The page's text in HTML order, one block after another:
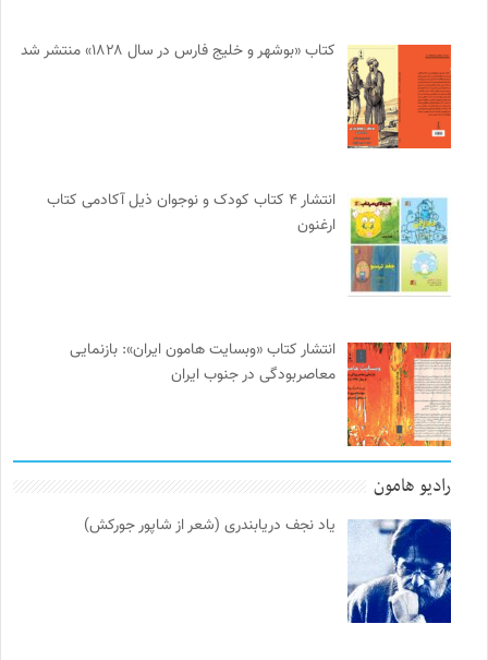
کتاب «بوشهر و خلیج فارس در سال ۱۸۲۸» منتشر شد
انتشار ۴ کتاب کودک و نوجوان ذیل آکادمی کتاب
ارغنون
انتشار کتاب «وبسایت هامون ایران»: بازنمایی
معاصربودگی در جنوب ایران
رادیو هامون
یاد نجف دریابندری (شعر از شاپور جورکش)